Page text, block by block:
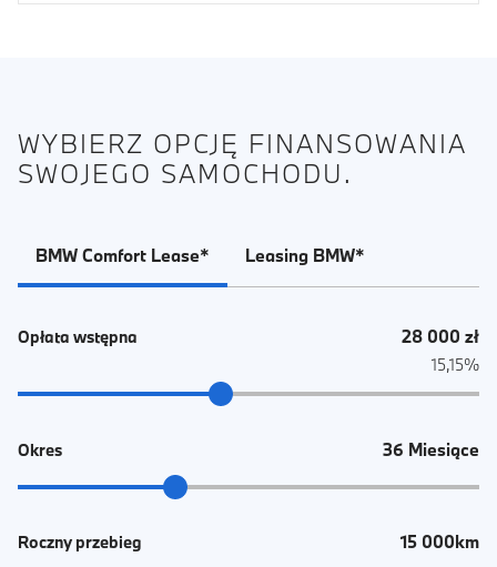
WYBIERZ OPCJĘ FINANSOWANIA
SWOJEGO SAMOCHODU.
BMW Comfort Lease* Leasing BMW*
Opłata wstępna 28 000 zł
15,15%
Okres 36 Miesiące
Roczny przebieg 15 000km